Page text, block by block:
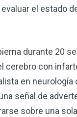
el estado
durante 20
cerebro con
en
señal de
sobre una